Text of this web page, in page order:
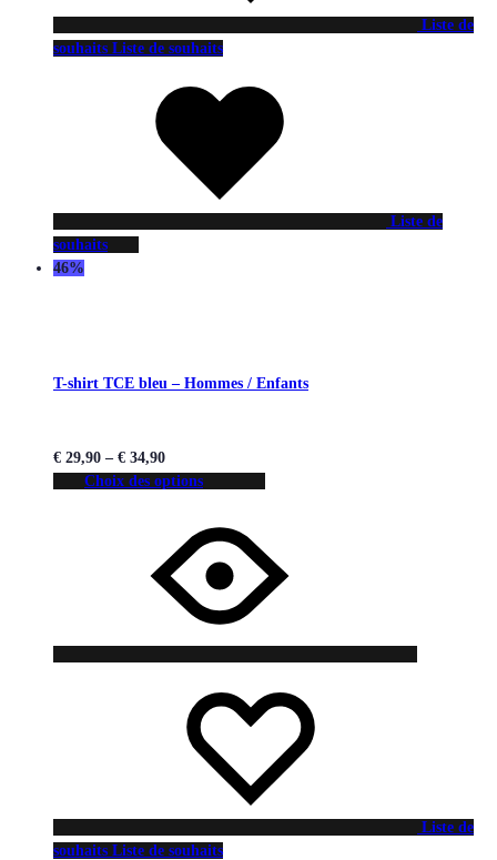
Liste de
souhaits Liste de souhaits
Liste de
souhaits
46%
T-shirt TCE bleu – Hommes / Enfants
€ 29,90 – € 34,90
Choix des options
Liste de
souhaits Liste de souhaits